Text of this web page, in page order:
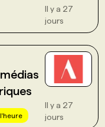
Il y a 27
jours
Il y a 27
jours